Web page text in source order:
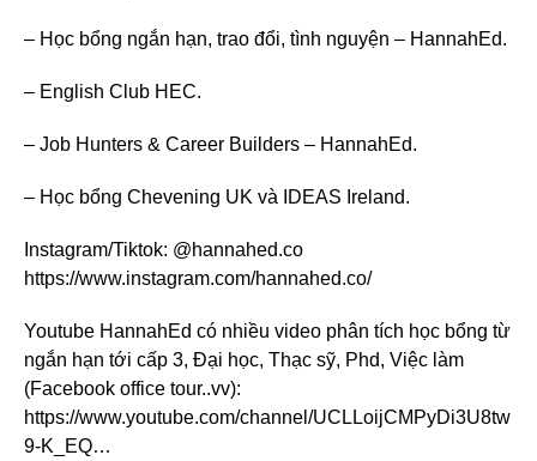
– Học bổng ngắn hạn, trao đổi, tình nguyện – HannahEd.
– English Club HEC.
– Job Hunters & Career Builders – HannahEd.
– Học bổng Chevening UK và IDEAS Ireland.
Instagram/Tiktok: @hannahed.co
https://www.instagram.com/hannahed.co/
Youtube HannahEd có nhiều video phân tích học bổng từ
ngắn hạn tới cấp 3, Đại học, Thạc sỹ, Phd, Việc làm
(Facebook office tour..vv):
https://www.youtube.com/channel/UCLLoijCMPyDi3U8tw
9-K_EQ…